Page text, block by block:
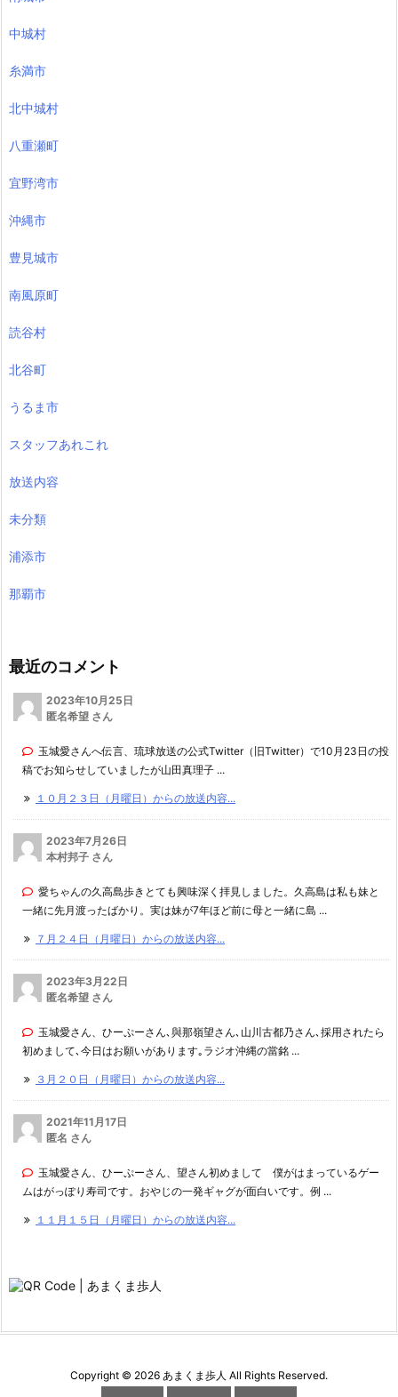
中城村
糸満市
北中城村
八重瀬町
宜野湾市
沖縄市
豊見城市
南風原町
読谷村
北谷町
うるま市
スタッフあれこれ
放送内容
未分類
浦添市
那覇市
最近のコメント
2023年10月25日
匿名希望 さん
玉城愛さんへ伝言、琉球放送の公式Twitter（旧Twitter）で10月23日の投
稿でお知らせしていましたが山田真理子 ...
１０月２３日（月曜日）からの放送内容...
2023年7月26日
本村邦子 さん
愛ちゃんの久高島歩きとても興味深く拝見しました。久高島は私も妹と
一緒に先月渡ったばかり。実は妹が7年ほど前に母と一緒に島 ...
７月２４日（月曜日）からの放送内容...
2023年3月22日
匿名希望 さん
玉城愛さん、ひーぷーさん､與那嶺望さん､山川古都乃さん､採用されたら
初めまして､今日はお願いがあります｡ラジオ沖縄の當銘 ...
３月２０日（月曜日）からの放送内容...
2021年11月17日
匿名 さん
玉城愛さん、ひーぷーさん、望さん初めまして 僕がはまっているゲー
ムはがっぽり寿司です。おやじの一発ギャグが面白いです。例 ...
１１月１５日（月曜日）からの放送内容...
Copyright © 2026 あまくま歩人 All Rights Reserved.